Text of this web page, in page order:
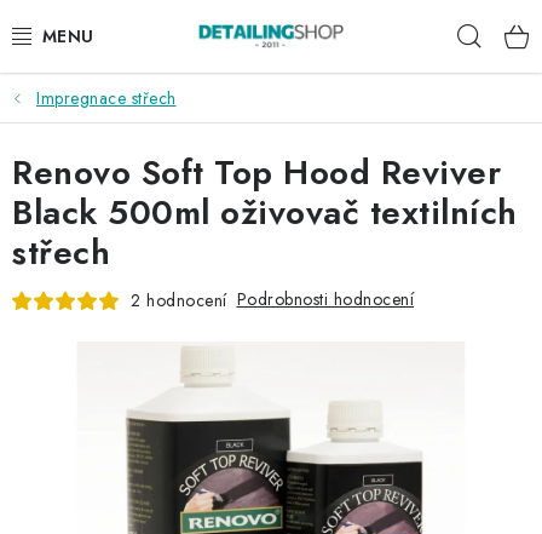
na
AKCE
NOVINKY
EXTERIÉR
INTERIÉR
DÁRKOVÉ SADY A POUKAZY
Impregnace střech
Renovo Soft Top Hood Reviver
Black 500ml oživovač textilních
střech
2 hodnocení Podrobnosti hodnocení